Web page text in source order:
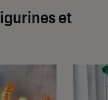
et